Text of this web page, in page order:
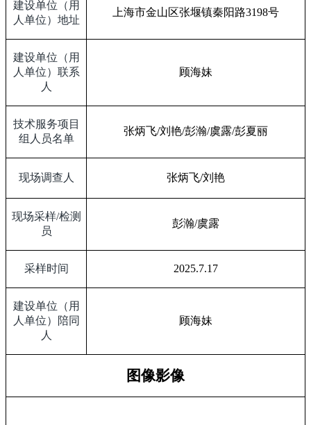
建设单位（用
人单位）地址
上海市金山区张堰镇秦阳路3198号
建设单位（用
人单位）联系
人
顾海妹
技术服务项目
组人员名单
张炳飞/刘艳/彭瀚/虞露/彭夏丽
现场调查人 张炳飞/刘艳
现场采样/检测
员
彭瀚/虞露
采样时间 2025.7.17
建设单位（用
人单位）陪同
人
顾海妹
图像影像